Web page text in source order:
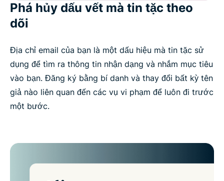
Phá hủy dấu vết mà tin tặc theo
dõi
Địa chỉ email của bạn là một dấu hiệu mà tin tặc sử
dụng để tìm ra thông tin nhận dạng và nhắm mục tiêu
vào bạn. Đăng ký bằng bí danh và thay đổi bất kỳ tên
giả nào liên quan đến các vụ vi phạm để luôn đi trước
một bước.